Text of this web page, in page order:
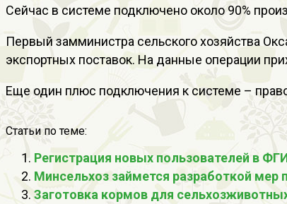
Сейчас в системе подключено около 90%
Первый замминистра сельского хозяйства
экспортных поставок. На данные операции
Еще один плюс подключения к системе –
Статьи по теме:
Регистрация новых пользователей в
Минсельхоз займется разработкой мер
Заготовка кормов для